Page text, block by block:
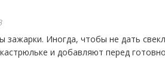
и добавляют перед